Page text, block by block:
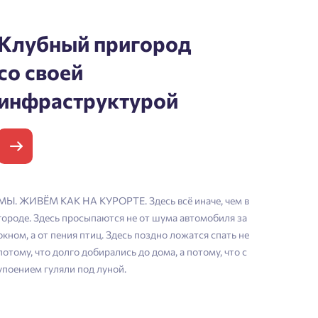
пригород
своей
ЖИВЁМ КАК НА КУРОРТЕ. Здесь всё иначе, чем в
Здесь просыпаются не от шума автомобиля за
а от пения птиц. Здесь поздно ложатся спать не
что долго добирались до дома, а потому, что с
гуляли под луной.